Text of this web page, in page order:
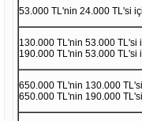
53.000 TL'nin 24.000 TL'si
130.000 TL'nin 53.000 TL'si
190.000 TL'nin 53.000 TL'si
650.000 TL'nin 130.000
650.000 TL'nin 190.000